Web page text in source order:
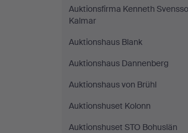
Auktionsfirma Kenneth
Kalmar
Auktionshaus Blank
Auktionshaus Dannenberg
Auktionshaus von Brühl
Auktionshuset Kolonn
Auktionshuset STO Bohuslän